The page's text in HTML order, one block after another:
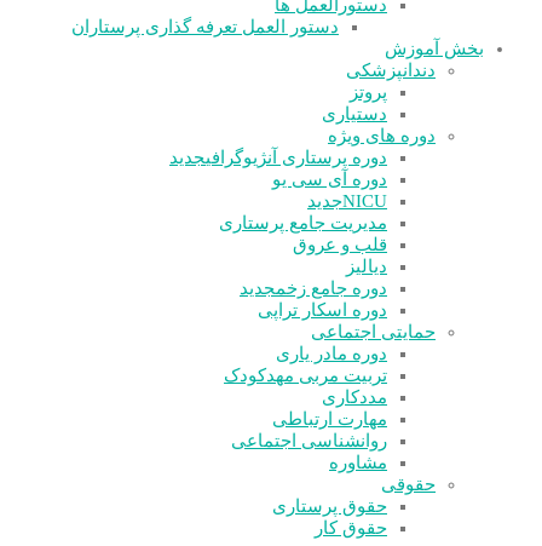
دستورالعمل ها
دستور العمل تعرفه گذاری پرستاران
بخش آموزش
دندانپزشکی
پروتز
دستیاری
دوره های ویژه
دوره پرستاری آنژیوگرافیجدید
دوره آی سی یو
NICUجدید
مدیریت جامع پرستاری
قلب و عروق
دیالیز
دوره جامع زخمجدید
دوره اسکار تراپی
حمایتی اجتماعی
دوره مادر یاری
تربیت مربی مهدکودک
مددکاری
مهارت ارتباطی
روانشناسی اجتماعی
مشاوره
حقوقی
حقوق پرستاری
حقوق کار